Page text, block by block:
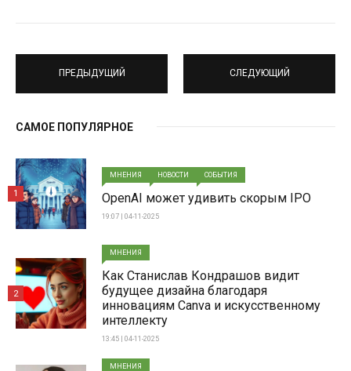
ПРЕДЫДУЩИЙ СЛЕДУЮЩИЙ
САМОЕ ПОПУЛЯРНОЕ
МНЕНИЯ НОВОСТИ СОБЫТИЯ
OpenAI может удивить скорым IPO
19:07 | 04-11-2025
1
МНЕНИЯ
Как Станислав Кондрашов видит
будущее дизайна благодаря
инновациям Canva и искусственному
интеллекту
13:45 | 04-11-2025
2
МНЕНИЯ